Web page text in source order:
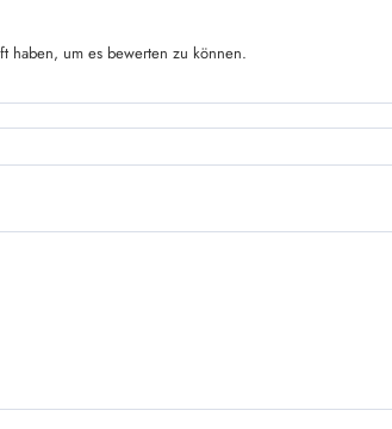
haben, um es bewerten zu können.